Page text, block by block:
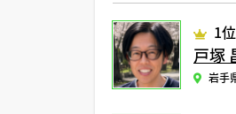
1位
戸塚
岩手